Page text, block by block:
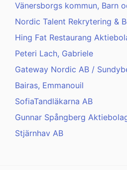
Vänersborgs kommun, Barn
Nordic Talent Rekrytering &
Hing Fat Restaurang
Peteri Lach, Gabriele
Gateway Nordic AB /
Bairas, Emmanouil
SofiaTandläkarna AB
Gunnar Spångberg
Stjärnhav AB